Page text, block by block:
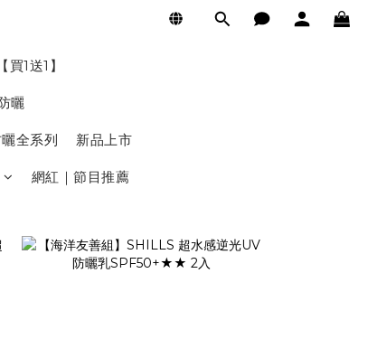
1送1】
曬
全系列 新品上市
網紅｜節目推薦